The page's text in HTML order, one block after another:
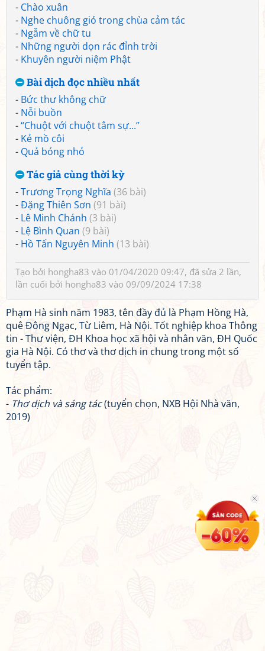
- Chào xuân
- Nghe chuông gió trong chùa cảm tác
- Ngẫm về chữ tu
- Những người dọn rác đỉnh trời
- Khuyên người niệm Phật
Bài dịch đọc nhiều nhất
- Bức thư không chữ
- Nỗi buồn
-“Chuột với chuột tâm sự...”
- Kẻ mồ côi
- Quả bóng nhỏ
Tác giả cùng thời kỳ
-Trương Trọng Nghĩa (36 bài)
-Đặng Thiên Sơn (91 bài)
- Lê Minh Chánh (3 bài)
- Lệ Bình Quan (9 bài)
- Hồ Tấn Nguyên Minh (13 bài)
Tạo bởi hongha83 vào 01/04/2020 09:47, đã sửa 2 lần,
lần cuối bởi hongha83 vào 09/09/2024 17:38
Phạm Hà sinh năm 1983, tên đầy đủ là Phạm Hồng Hà,
quê Đông Ngạc, Từ Liêm, Hà Nội. Tốt nghiệp khoa Thông
tin - Thư viện, ĐH Khoa học xã hội và nhân văn, ĐH Quốc
gia Hà Nội. Có thơ và thơ dịch in chung trong một số
tuyển tập.
Tác phẩm:
- Thơ dịch và sáng tác(tuyển chọn, NXB Hội Nhà văn,
2019)